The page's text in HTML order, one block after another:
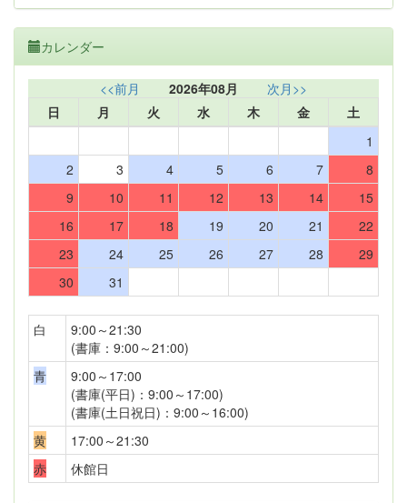
カレンダー
<<前月 2026年08月
次月>>
日
月 火 水 木 金
土
1
2
3 4 5 6 7
8
9
10 11 12 13 14
15
16
17 18 19 20 21
22
23
24 25 26 27 28
29
30
31
白
9:00～21:30
(書庫：9:00～21:00)
青
9:00～17:00
(書庫(平日)：9:00～17:00)
(書庫(土日祝日)：9:00～16:00)
黄
17:00～21:30
赤
休館日